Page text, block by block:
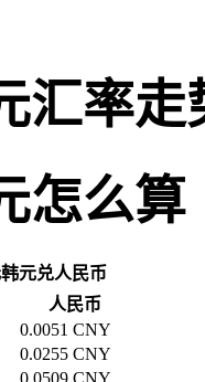
汇率走
怎么算
韩元兑人民币
人民币
0.0051 CNY
0.0255 CNY
0.0509 CNY